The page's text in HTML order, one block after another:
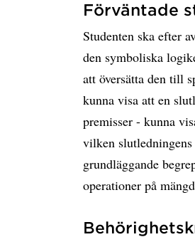
Förväntade
Studenten ska efter
den symboliska
att översätta den till
kunna visa att en
premisser - kunna
vilken slutledningens
grundläggande
operationer på